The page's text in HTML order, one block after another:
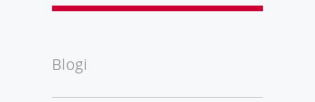
Blogi